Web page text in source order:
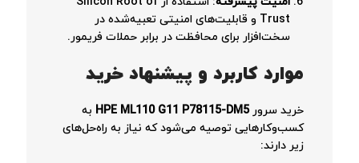
Trust و قابلیت‌های امنیتی تعبیه‌شده در
سخت‌افزار برای محافظت در برابر حملات فریمور.
موارد کاربرد و پیشنهاد خرید
خرید سرورHPE ML110 G11 P78115-DM5 به
کسب‌وکارهایی توصیه می‌شود که نیاز به راه‌حل‌های
زیر دارند: